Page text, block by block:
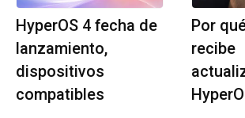
HyperOS 4 fecha de
lanzamiento,
dispositivos
compatibles
Por
recibe